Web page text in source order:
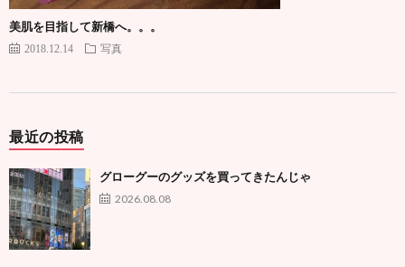
美肌を目指して新橋へ。。。
2018.12.14 写真
最近の投稿
グローグーのグッズを買ってきたんじゃ
2026.08.08